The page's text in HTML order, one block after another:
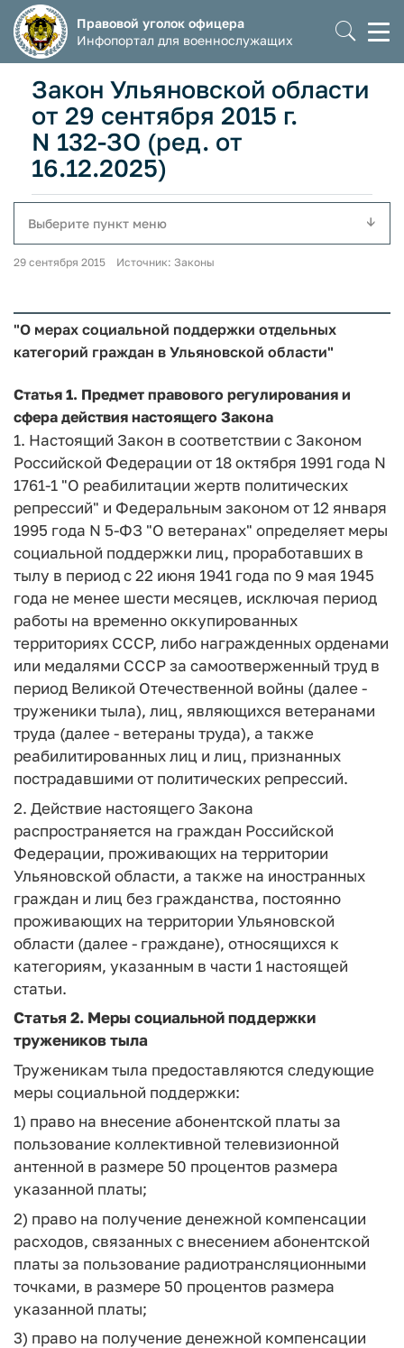
Правовой уголок офицера
Инфопортал для военнослужащих
Закон Ульяновской области
от 29 сентября 2015 г.
N 132-ЗО (ред. от
16.12.2025)
Выберите пункт меню
29 сентября 2015 Источник: Законы
"О мерах социальной поддержки отдельных
категорий граждан в Ульяновской области"
Статья 1. Предмет правового регулирования и
сфера действия настоящего Закона
1. Настоящий Закон в соответствии с Законом
Российской Федерации от 18 октября 1991 года N
1761-1 "О реабилитации жертв политических
репрессий" и Федеральным законом от 12 января
1995 года N 5-ФЗ "О ветеранах" определяет меры
социальной поддержки лиц, проработавших в
тылу в период с 22 июня 1941 года по 9 мая 1945
года не менее шести месяцев, исключая период
работы на временно оккупированных
территориях СССР, либо награжденных орденами
или медалями СССР за самоотверженный труд в
период Великой Отечественной войны (далее -
труженики тыла), лиц, являющихся ветеранами
труда (далее - ветераны труда), а также
реабилитированных лиц и лиц, признанных
пострадавшими от политических репрессий.
2. Действие настоящего Закона
распространяется на граждан Российской
Федерации, проживающих на территории
Ульяновской области, а также на иностранных
граждан и лиц без гражданства, постоянно
проживающих на территории Ульяновской
области (далее - граждане), относящихся к
категориям, указанным в части 1 настоящей
статьи.
Статья 2. Меры социальной поддержки
тружеников тыла
Труженикам тыла предоставляются следующие
меры социальной поддержки:
1) право на внесение абонентской платы за
пользование коллективной телевизионной
антенной в размере 50 процентов размера
указанной платы;
2) право на получение денежной компенсации
расходов, связанных с внесением абонентской
платы за пользование радиотрансляционными
точками, в размере 50 процентов размера
указанной платы;
3) право на получение денежной компенсации